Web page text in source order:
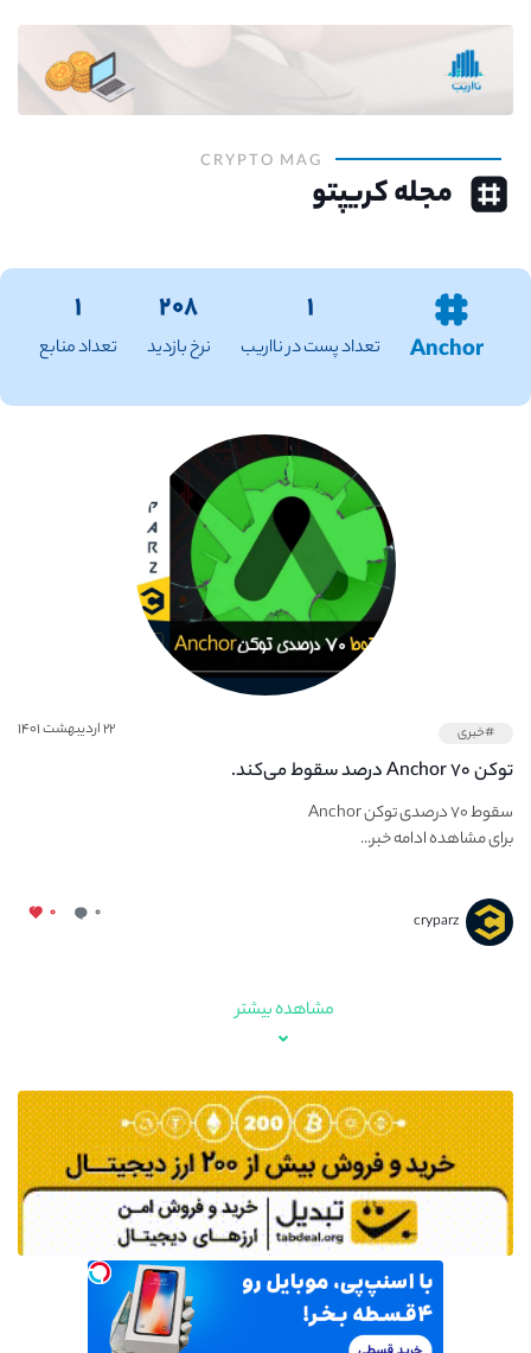
CRYPTO MAG
مجله کریپتو
Anchor
۱
تعداد پست در نااریب
۲۰۸
نرخ بازدید
۱
تعداد منابع
#خبری ۲۲ اردیبهشت ۱۴۰۱
توکن Anchor ۷۰ درصد سقوط می‌کند.
سقوط ۷۰ درصدی توکن Anchor
برای مشاهده ادامه خبر...
cryparz ۰ ۰
مشاهده بیشتر